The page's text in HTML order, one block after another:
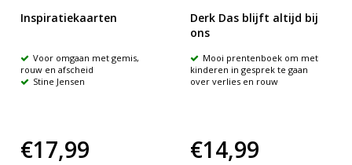
Inspiratiekaarten
Voor omgaan met gemis,
rouw en afscheid
Stine Jensen
€17,99
Derk Das blijft altijd bij
ons
Mooi prentenboek om met
kinderen in gesprek te gaan
over verlies en rouw
€14,99